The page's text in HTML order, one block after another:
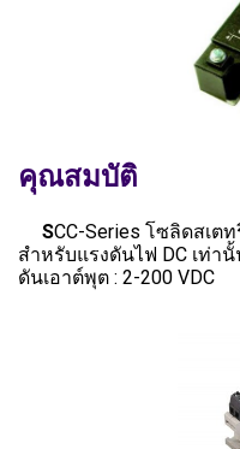
คุณสมบัติ
SCC-Series โซลิดสเต
สำหรับแรงดันไฟ DC เท่า
ดันเอาต์พุต : 2-200 VDC